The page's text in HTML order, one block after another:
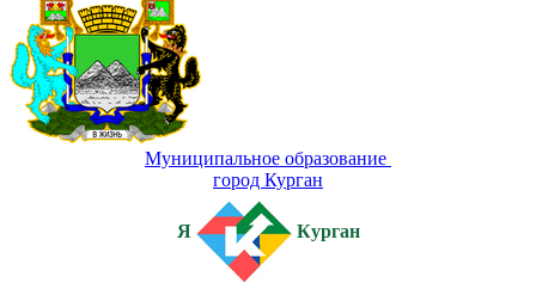
Муниципальное образование
город Курган
Я Курган